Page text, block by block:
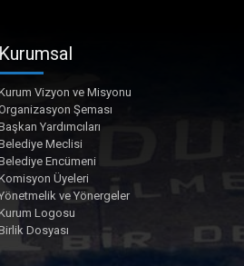
Kurumsal
Vizyon ve Misyonu
Şeması
Yardımcıları
Meclisi
Encümeni
Üyeleri
ve Yönergeler
Logosu
Dosyası